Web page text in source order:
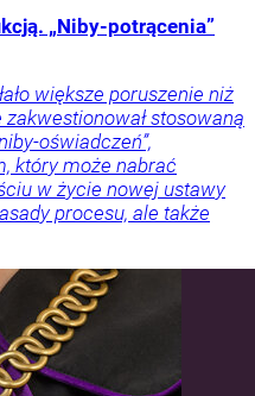
„Niby-potrącenia”
większe poruszenie niż
stosowaną
oświadczeń”,
który może nabrać
w życie nowej ustawy
procesu, ale także